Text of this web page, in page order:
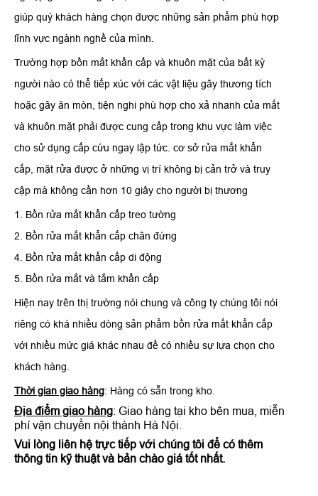
giúp quý khách hàng chọn được những sản phẩm phù hợp
lĩnh vực ngành nghề của mình.
Trường hợp bồn mắt khẩn cấp và khuôn mặt của bất kỳ
người nào có thể tiếp xúc với các vật liệu gây thương tích
hoặc gây ăn mòn, tiện nghi phù hợp cho xả nhanh của mắt
và khuôn mặt phải được cung cấp trong khu vực làm việc
cho sử dụng cấp cứu ngay lập tức. cơ sở rửa mắt khẩn
cấp, mặt rửa được ở những vị trí không bị cản trở và truy
cập mà không cần hơn 10 giây cho người bị thương
1. Bồn rửa mắt khẩn cấp treo tường
2. Bồn rửa mắt khẩn cấp chân đứng
4. Bồn rửa mắt khẩn cấp di động
5. Bồn rửa mắt và tắm khẩn cấp
Hiện nay trên thị trường nói chung và công ty chúng tôi nói
riêng có khá nhiều dòng sản phẩm bồn rửa mắt khẩn cấp
với nhiều mức giá khác nhau để có nhiều sự lựa chọn cho
khách hàng.
Thời gian giao hàng: Hàng có sẵn trong kho.
Địa điểm giao hàng: Giao hàng tại kho bên mua, miễn
phí vận chuyển nội thành Hà Nội.
Vui lòng liên hệ trực tiếp với chúng tôi để có thêm
thông tin kỹ thuật và bản chào giá tốt nhất.